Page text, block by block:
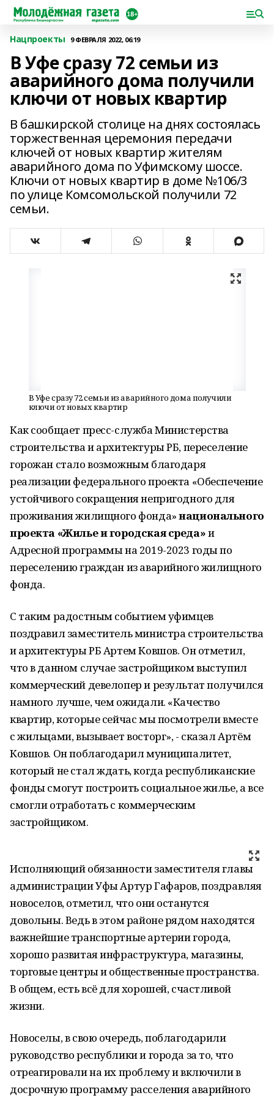
Нацпроекты 9 ФЕВРАЛЯ 2022, 06:19
В Уфе сразу 72 семьи из
аварийного дома получили
ключи от новых квартир
В башкирской столице на днях состоялась
торжественная церемония передачи
ключей от новых квартир жителям
аварийного дома по Уфимскому шоссе.
Ключи от новых квартир в доме №106/3
по улице Комсомольской получили 72
семьи.
В Уфе сразу 72 семьи из аварийного дома получили
ключи от новых квартир
Как сообщает пресс-служба Министерства
строительства и архитектуры РБ, переселение
горожан стало возможным благодаря
реализации федерального проекта «Обеспечение
устойчивого сокращения непригодного для
проживания жилищного фонда»национального
проекта «Жилье и городская среда»и
Адресной программы на 2019-2023 годы по
переселению граждан из аварийного жилищного
фонда.
С таким радостным событием уфимцев
поздравил заместитель министра строительства
и архитектуры РБ Артем Ковшов. Он отметил,
что в данном случае застройщиком выступил
коммерческий девелопер и результат получился
намного лучше, чем ожидали. «Качество
квартир, которые сейчас мы посмотрели вместе
с жильцами, вызывает восторг», - сказал Артём
Ковшов. Он поблагодарил муниципалитет,
который не стал ждать, когда республиканские
фонды смогут построить социальное жилье, а все
смогли отработать с коммерческим
застройщиком.
Исполняющий обязанности заместителя главы
администрации Уфы Артур Гафаров, поздравляя
новоселов, отметил, что они останутся
довольны. Ведь в этом районе рядом находятся
важнейшие транспортные артерии города,
хорошо развитая инфраструктура, магазины,
торговые центры и общественные пространства.
В общем, есть всё для хорошей, счастливой
жизни.
Новоселы, в свою очередь, поблагодарили
руководство республики и города за то, что
отреагировали на их проблему и включили в
досрочную программу расселения аварийного